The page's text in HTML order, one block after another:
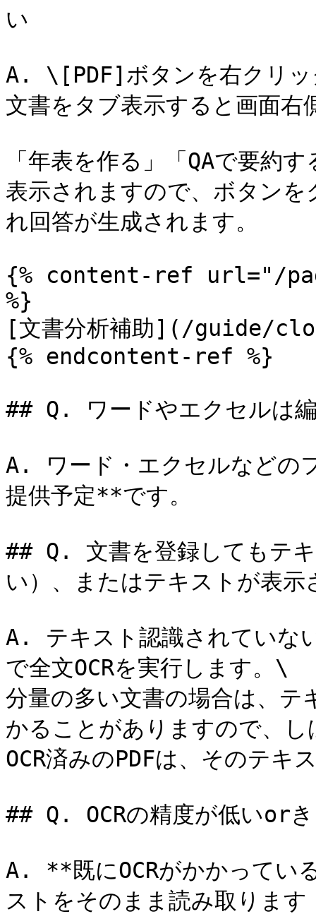
い
A. \[PDF]ボタンを右クリ
文書をタブ表示すると画面
「年表を作る」「QAで要約
表示されますので、ボタン
れ回答が生成されます。
{% content-ref url="/
%}
[文書分析補助](/guide/
{% endcontent-ref %}
## Q. ワードやエクセルは
A. ワード・エクセルなどの
提供予定**です。
## Q. 文書を登録してもテキ
い）、またはテキストが表示
A. テキスト認識されていな
で全文OCRを実行します。\
分量の多い文書の場合は、
かることがありますので、
OCR済みのPDFは、そのテキ
## Q. OCRの精度が低いor
A. **既にOCRがかかってい
ストをそのまま読み取ります